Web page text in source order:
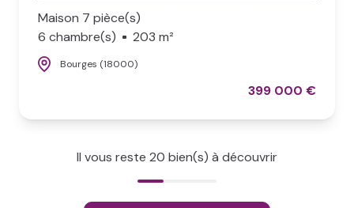
Maison 7 pièce(s)
6 chambre(s)
203 m²
Bourges (18000)
399 000 €
Il vous reste 20 bien(s) à découvrir